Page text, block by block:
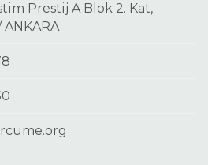
Prestij A Blok 2. Kat,